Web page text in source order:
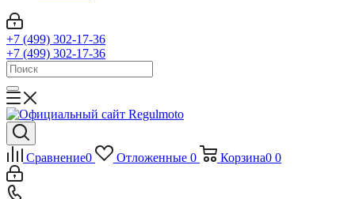
+7 (499) 302-17-36
+7 (499) 302-17-36
Сравнение0 Отложенные 0 Корзина0 0